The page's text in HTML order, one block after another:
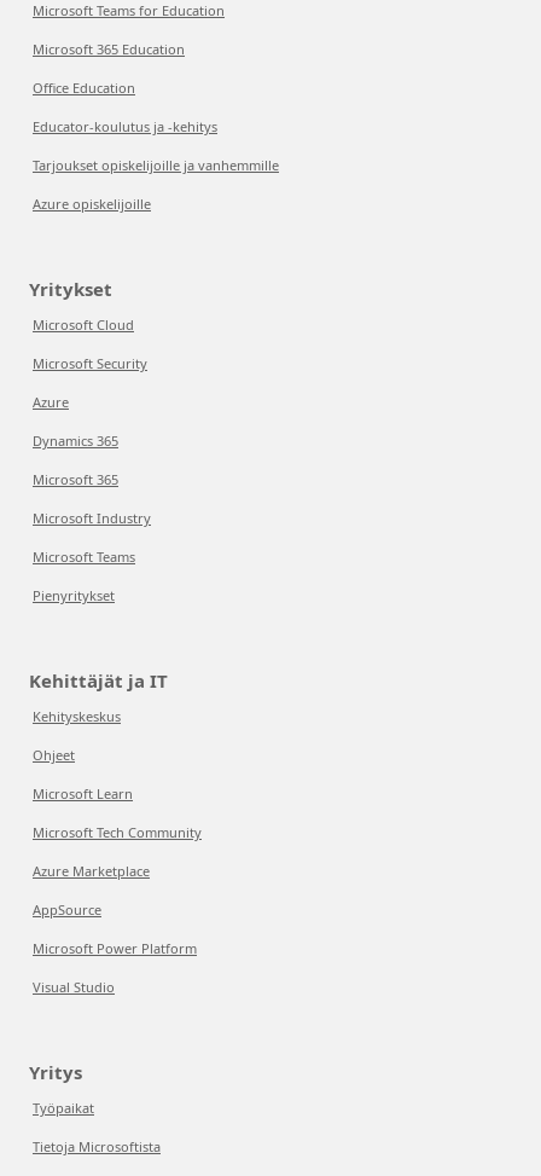
Microsoft Teams for Education
Microsoft 365 Education
Office Education
Educator-koulutus ja -kehitys
Tarjoukset opiskelijoille ja vanhemmille
Azure opiskelijoille
Yritykset
Microsoft Cloud
Microsoft Security
Azure
Dynamics 365
Microsoft 365
Microsoft Industry
Microsoft Teams
Pienyritykset
Kehittäjät ja IT
Kehityskeskus
Ohjeet
Microsoft Learn
Microsoft Tech Community
Azure Marketplace
AppSource
Microsoft Power Platform
Visual Studio
Yritys
Työpaikat
Tietoja Microsoftista